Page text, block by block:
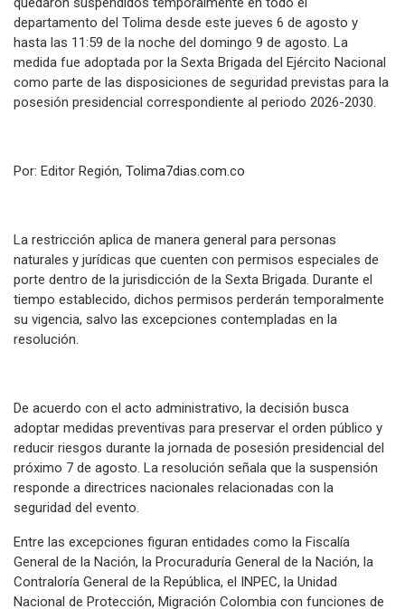
departamento del Tolima desde este jueves 6 de agosto y
hasta las 11:59 de la noche del domingo 9 de agosto. La
medida fue adoptada por la Sexta Brigada del Ejército Nacional
como parte de las disposiciones de seguridad previstas para la
posesión presidencial correspondiente al periodo 2026-2030.
Por: Editor Región, Tolima7dias.com.co
La restricción aplica de manera general para personas
naturales y jurídicas que cuenten con permisos especiales de
porte dentro de la jurisdicción de la Sexta Brigada. Durante el
tiempo establecido, dichos permisos perderán temporalmente
su vigencia, salvo las excepciones contempladas en la
resolución.
De acuerdo con el acto administrativo, la decisión busca
adoptar medidas preventivas para preservar el orden público y
reducir riesgos durante la jornada de posesión presidencial del
próximo 7 de agosto. La resolución señala que la suspensión
responde a directrices nacionales relacionadas con la
seguridad del evento.
Entre las excepciones figuran entidades como la Fiscalía
General de la Nación, la Procuraduría General de la Nación, la
Contraloría General de la República, el INPEC, la Unidad
Nacional de Protección, Migración Colombia con funciones de